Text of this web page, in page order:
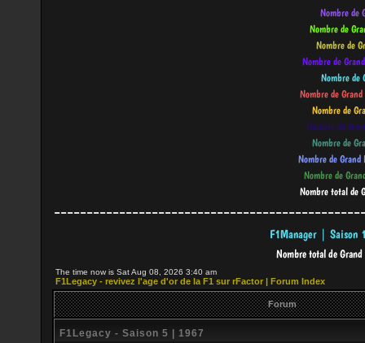
The time now is Sat Aug 08, 2026 3:40 am
F1Legacy - revivez l'age d'or de la F1 sur rFactor | Forum Index
Forum
F1Legacy - Saison 5 | 1967